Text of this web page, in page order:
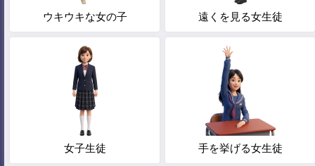
ウキウキな女の子 遠くを見る女生徒
女子生徒 手を挙げる女生徒